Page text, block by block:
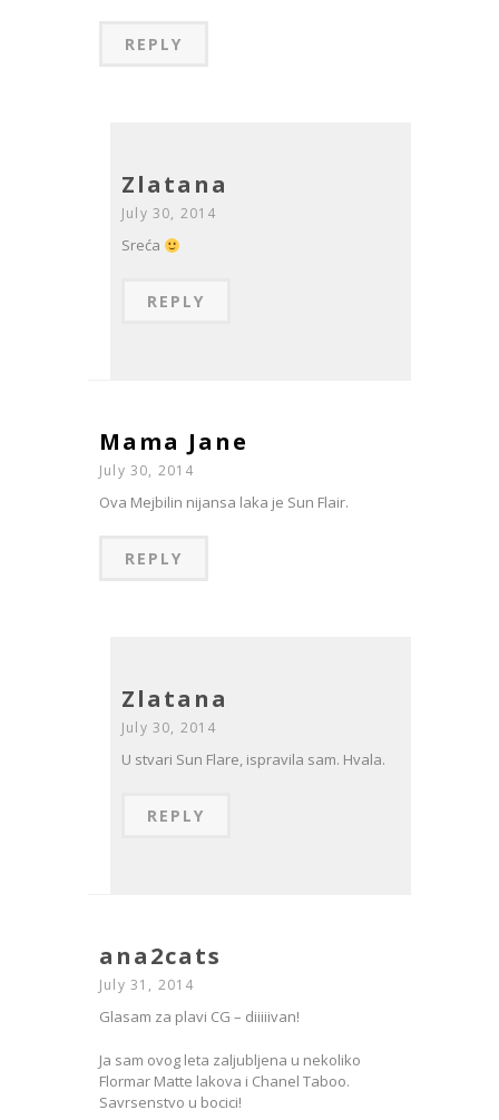
REPLY
Zlatana
July 30, 2014
Sreća
REPLY
Mama Jane
July 30, 2014
Ova Mejbilin nijansa laka je Sun Flair.
REPLY
Zlatana
July 30, 2014
U stvari Sun Flare, ispravila sam. Hvala.
REPLY
ana2cats
July 31, 2014
Glasam za plavi CG – diiiiivan!
Ja sam ovog leta zaljubljena u nekoliko
Flormar Matte lakova i Chanel Taboo.
Savrsenstvo u bocici!